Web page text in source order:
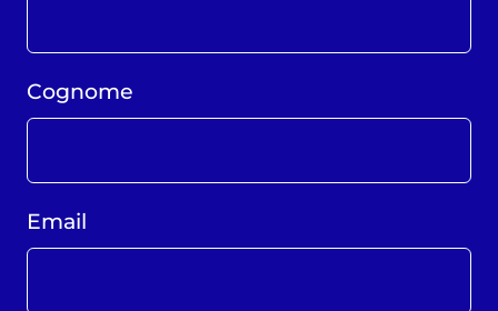
Cognome
Email